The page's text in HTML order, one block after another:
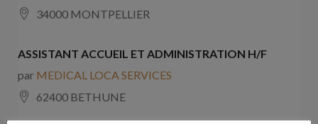
34000 MONTPELLIER
ASSISTANT ACCUEIL ET ADMINISTRATION H/F
par MEDICAL LOCA SERVICES
62400 BETHUNE